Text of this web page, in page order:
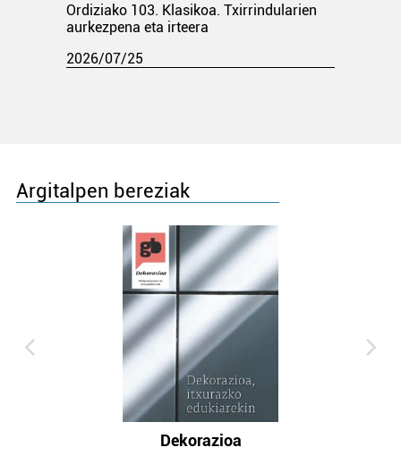
Ordiziako 103. Klasikoa. Txirrindularien
aurkezpena eta irteera
2026/07/25
Argitalpen bereziak
Dekorazioa